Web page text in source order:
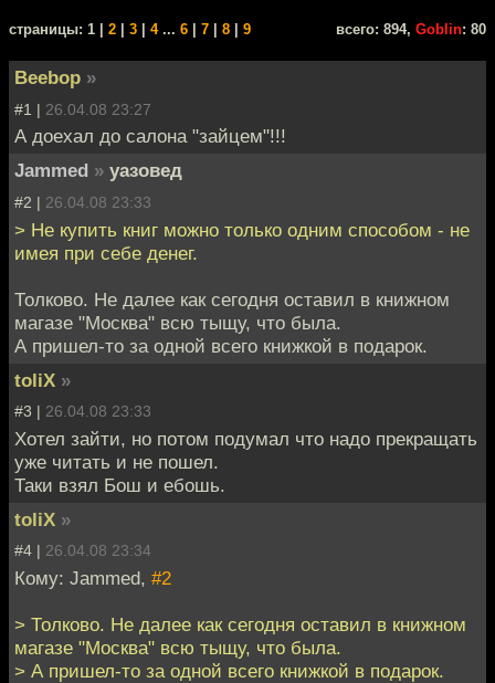
cтраницы: 1 | 2 3 4... 6 7 8 9 всего: 894, Goblin: 80
Beebop »
#1 | 26.04.08 23:27
А доехал до салона "зайцем"!!!
Jammed » уазовед
#2 | 26.04.08 23:33
> Не купить книг можно только одним способом - не
имея при себе денег.
Толково. Не далее как сегодня оставил в книжном
магазе "Москва" всю тыщу, что была.
А пришел-то за одной всего книжкой в подарок.
toliX »
#3 | 26.04.08 23:33
Хотел зайти, но потом подумал что надо прекращать
уже читать и не пошел.
Таки взял Бош и ебошь.
toliX »
#4 | 26.04.08 23:34
Кому: Jammed, #2
> Толково. Не далее как сегодня оставил в книжном
магазе "Москва" всю тыщу, что была.
> А пришел-то за одной всего книжкой в подарок.